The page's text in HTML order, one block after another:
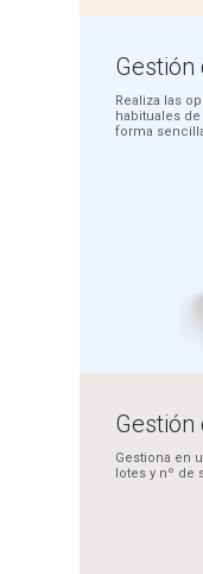
Gestión
Realiza las
habituales
forma
Gestiona en
lotes y nº de